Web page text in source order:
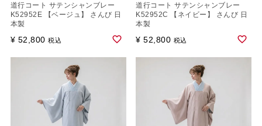
道行コート サテンシャンブレー
K52952E 【ベージュ】 さんび 日
本製
¥ 52,800 税込
道行コート サテンシャンブレー
K52952C 【ネイビー】 さんび 日
本製
¥ 52,800 税込